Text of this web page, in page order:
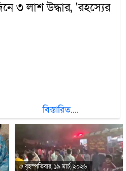
৩ লাশ উদ্ধার, ‘রহস্যের
উদ্ধার হওয়াবিস্তারিত....
বৃহস্পতিবার, ১৯ মার্চ, ২০২৬